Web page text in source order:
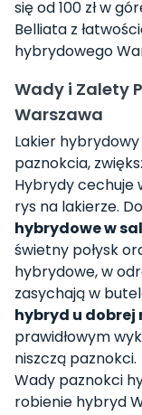
się od 100 zł w
Belliata z
hybrydowego
Wady i Zalety
Warszawa
Lakier
paznokcia,
Hybrydy cechuje
rys na lakierze.
hybrydowe w
świetny połysk
hybrydowe, w
zasychają w
hybryd u
prawidłowym
niszczą paznokci.
Wady paznokci
robienie hybryd